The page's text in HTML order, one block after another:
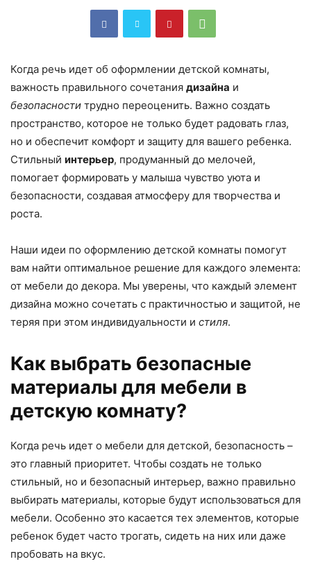
Когда речь идет об оформлении детской комнаты,
важность правильного сочетания дизайна и
безопасности трудно переоценить. Важно создать
пространство, которое не только будет радовать глаз,
но и обеспечит комфорт и защиту для вашего ребенка.
Стильный интерьер, продуманный до мелочей,
помогает формировать у малыша чувство уюта и
безопасности, создавая атмосферу для творчества и
роста.
Наши идеи по оформлению детской комнаты помогут
вам найти оптимальное решение для каждого элемента:
от мебели до декора. Мы уверены, что каждый элемент
дизайна можно сочетать с практичностью и защитой, не
теряя при этом индивидуальности и стиля.
Как выбрать безопасные
материалы для мебели в
детскую комнату?
Когда речь идет о мебели для детской, безопасность –
это главный приоритет. Чтобы создать не только
стильный, но и безопасный интерьер, важно правильно
выбирать материалы, которые будут использоваться для
мебели. Особенно это касается тех элементов, которые
ребенок будет часто трогать, сидеть на них или даже
пробовать на вкус.